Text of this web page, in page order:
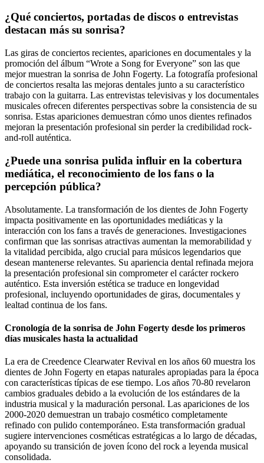
¿Qué conciertos, portadas de discos o entrevistas
destacan más su sonrisa?
Las giras de conciertos recientes, apariciones en documentales y la
promoción del álbum “Wrote a Song for Everyone” son las que
mejor muestran la sonrisa de John Fogerty. La fotografía profesional
de conciertos resalta las mejoras dentales junto a su característico
trabajo con la guitarra. Las entrevistas televisivas y los documentales
musicales ofrecen diferentes perspectivas sobre la consistencia de su
sonrisa. Estas apariciones demuestran cómo unos dientes refinados
mejoran la presentación profesional sin perder la credibilidad rock-
and-roll auténtica.
¿Puede una sonrisa pulida influir en la cobertura
mediática, el reconocimiento de los fans o la
percepción pública?
Absolutamente. La transformación de los dientes de John Fogerty
impacta positivamente en las oportunidades mediáticas y la
interacción con los fans a través de generaciones. Investigaciones
confirman que las sonrisas atractivas aumentan la memorabilidad y
la vitalidad percibida, algo crucial para músicos legendarios que
desean mantenerse relevantes. Su apariencia dental refinada mejora
la presentación profesional sin comprometer el carácter rockero
auténtico. Esta inversión estética se traduce en longevidad
profesional, incluyendo oportunidades de giras, documentales y
lealtad continua de los fans.
Cronología de la sonrisa de John Fogerty desde los primeros
días musicales hasta la actualidad
La era de Creedence Clearwater Revival en los años 60 muestra los
dientes de John Fogerty en etapas naturales apropiadas para la época
con características típicas de ese tiempo. Los años 70-80 revelaron
cambios graduales debido a la evolución de los estándares de la
industria musical y la maduración personal. Las apariciones de los
2000-2020 demuestran un trabajo cosmético completamente
refinado con pulido contemporáneo. Esta transformación gradual
sugiere intervenciones cosméticas estratégicas a lo largo de décadas,
apoyando su transición de joven ícono del rock a leyenda musical
consolidada.